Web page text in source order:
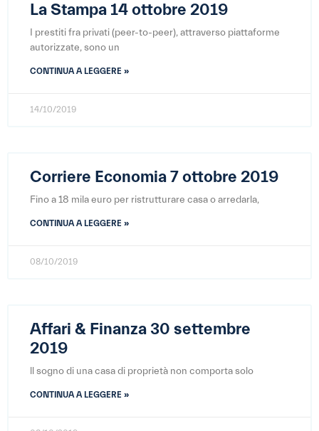
La Stampa 14 ottobre 2019
I prestiti fra privati (peer-to-peer), attraverso piattaforme
autorizzate, sono un
CONTINUA A LEGGERE »
14/10/2019
Corriere Economia 7 ottobre 2019
Fino a 18 mila euro per ristrutturare casa o arredarla,
CONTINUA A LEGGERE »
08/10/2019
Affari & Finanza 30 settembre
2019
ll sogno di una casa di proprietà non comporta solo
CONTINUA A LEGGERE »